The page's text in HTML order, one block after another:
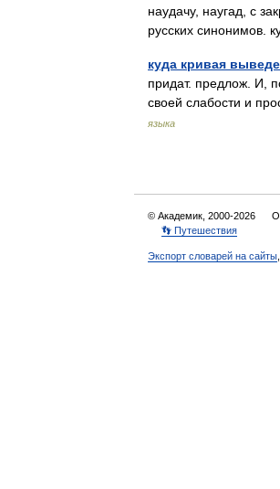
наудачу, наугад, с
русских синонимов.
куда кривая
придат. предлож. И,
своей слабости и
языка
© Академик, 2000-2026
👣 Путешествия
Экспорт словарей на сайты